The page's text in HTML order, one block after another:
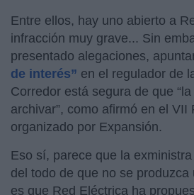
Entre ellos, hay uno abierto a
infracción muy grave... Sin
presentado alegaciones,
de interés” en el regulador de
Corredor está segura de que
archivar”, como afirmó en el VII
organizado por Expansión.
Eso sí, parece que la
del todo de que no se produzca
es que Red Eléctrica ha